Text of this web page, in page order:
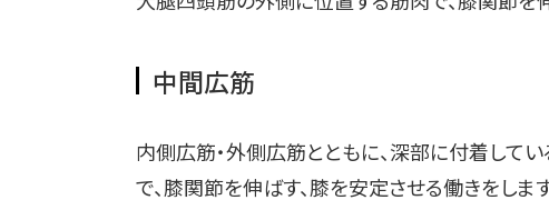
中間広筋
内側広筋・外側広筋とともに、深部に付着して
で、膝関節を伸ばす、膝を安定させる働きをします